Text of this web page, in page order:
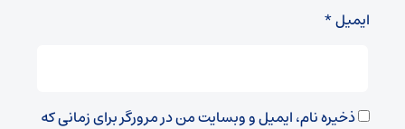
ایمیل*
ذخیره نام، ایمیل و وبسایت من در مرورگر برای زمانی که